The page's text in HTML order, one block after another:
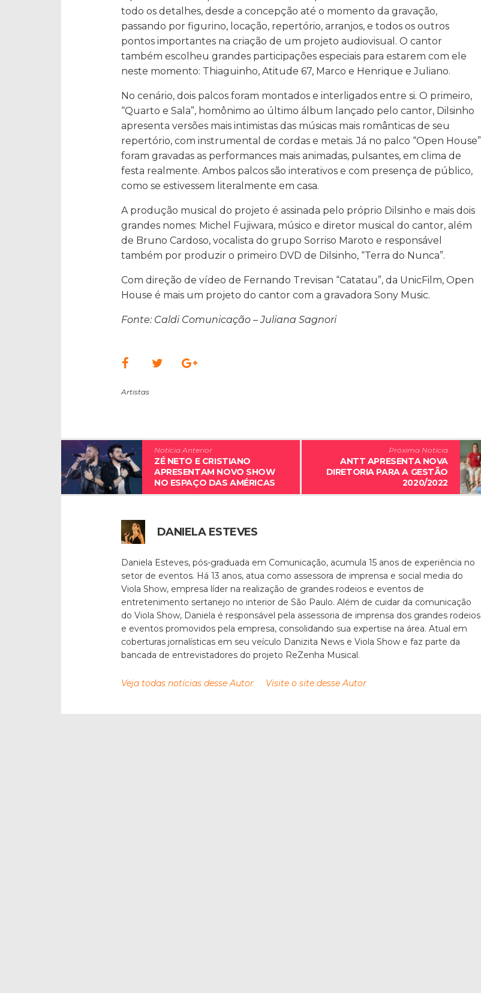
todo os detalhes, desde a concepção até o momento da gravação,
passando por figurino, locação, repertório, arranjos, e todos os outros
pontos importantes na criação de um projeto audiovisual. O cantor
também escolheu grandes participações especiais para estarem com ele
neste momento: Thiaguinho, Atitude 67, Marco e Henrique e Juliano.
No cenário, dois palcos foram montados e interligados entre si. O primeiro,
“Quarto e Sala”, homônimo ao último álbum lançado pelo cantor, Dilsinho
apresenta versões mais intimistas das músicas mais românticas de seu
repertório, com instrumental de cordas e metais. Já no palco “Open House”
foram gravadas as performances mais animadas, pulsantes, em clima de
festa realmente. Ambos palcos são interativos e com presença de público,
como se estivessem literalmente em casa.
A produção musical do projeto é assinada pelo próprio Dilsinho e mais dois
grandes nomes: Michel Fujiwara, músico e diretor musical do cantor, além
de Bruno Cardoso, vocalista do grupo Sorriso Maroto e responsável
também por produzir o primeiro DVD de Dilsinho, “Terra do Nunca”.
Com direção de vídeo de Fernando Trevisan “Catatau”, da UnicFilm, Open
House é mais um projeto do cantor com a gravadora Sony Music.
Fonte: Caldi Comunicação – Juliana Sagnori
Artistas
Notícia Anterior
ZÉ NETO E CRISTIANO
APRESENTAM NOVO SHOW
NO ESPAÇO DAS AMÉRICAS
Próxima Notícia
ANTT APRESENTA NOVA
DIRETORIA PARA A GESTÃO
2020/2022
DANIELA ESTEVES
Daniela Esteves, pós-graduada em Comunicação, acumula 15 anos de experiência no
setor de eventos. Há 13 anos, atua como assessora de imprensa e social media do
Viola Show, empresa líder na realização de grandes rodeios e eventos de
entretenimento sertanejo no interior de São Paulo. Além de cuidar da comunicação
do Viola Show, Daniela é responsável pela assessoria de imprensa dos grandes rodeios
e eventos promovidos pela empresa, consolidando sua expertise na área. Atual em
coberturas jornalísticas em seu veículo Danizita News e Viola Show e faz parte da
bancada de entrevistadores do projeto ReZenha Musical.
Veja todas notícias desse Autor Visite o site desse Autor